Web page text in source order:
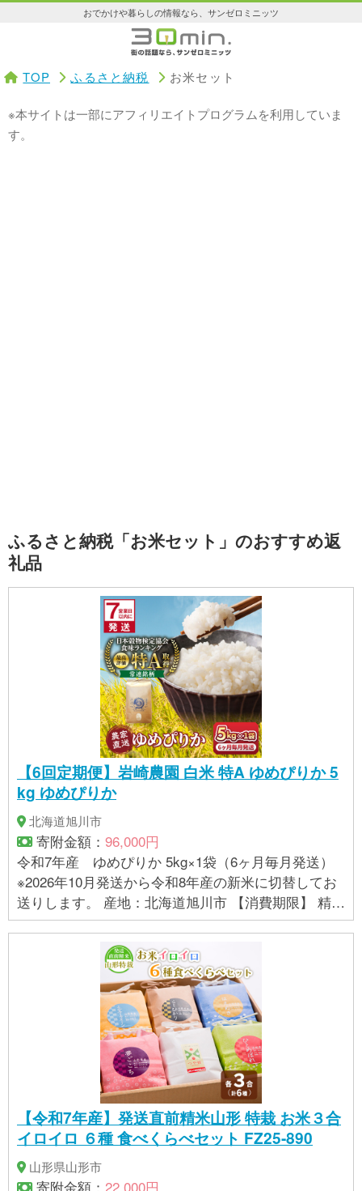
おでかけや暮らしの情報なら、サンゼロミニッツ
TOP ふるさと納税 お米セット
※本サイトは一部にアフィリエイトプログラムを利用していま
す。
ふるさと納税「お米セット」のおすすめ返
礼品
【6回定期便】岩崎農園 白米 特A ゆめぴりか 5
kg ゆめぴりか
北海道旭川市
寄附金額： 96,000円
令和7年産 ゆめぴりか 5kg×1袋（6ヶ月毎月発送）
※2026年10月発送から令和8年産の新米に切替してお
送りします。 産地：北海道旭川市 【消費期限】 精米
日より１か月程度で消費して頂く事をお勧めいたし
ます。 保存方法：冷暗所にて保管ください。
【令和7年産】発送直前精米山形 特栽 お米３合
イロイロ ６種 食べくらべセット FZ25-890
山形県山形市
寄附金額： 22,000円